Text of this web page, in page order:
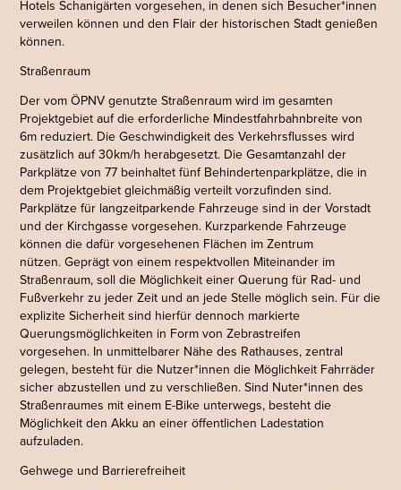
Hotels Schanigärten vorgesehen, in denen sich Besucher*innen
verweilen können und den Flair der historischen Stadt genießen
können.
Straßenraum
Der vom ÖPNV genutzte Straßenraum wird im gesamten
Projektgebiet auf die erforderliche Mindestfahrbahnbreite von
6m reduziert. Die Geschwindigkeit des Verkehrsflusses wird
zusätzlich auf 30km/h herabgesetzt. Die Gesamtanzahl der
Parkplätze von 77 beinhaltet fünf Behindertenparkplätze, die in
dem Projektgebiet gleichmäßig verteilt vorzufinden sind.
Parkplätze für langzeitparkende Fahrzeuge sind in der Vorstadt
und der Kirchgasse vorgesehen. Kurzparkende Fahrzeuge
können die dafür vorgesehenen Flächen im Zentrum
nützen.Geprägt von einem respektvollen Miteinander im
Straßenraum, soll die Möglichkeit einer Querung für Rad- und
Fußverkehr zu jeder Zeit und an jede Stelle möglich sein. Für die
explizite Sicherheit sind hierfür dennoch markierte
Querungsmöglichkeiten in Form von Zebrastreifen
vorgesehen. In unmittelbarer Nähe des Rathauses, zentral
gelegen, besteht für die Nutzer*innen die Möglichkeit Fahrräder
sicher abzustellen und zu verschließen. Sind Nuter*innen des
Straßenraumes mit einem E-Bike unterwegs, besteht die
Möglichkeit den Akku an einer öffentlichen Ladestation
aufzuladen.
Gehwege und Barrierefreiheit